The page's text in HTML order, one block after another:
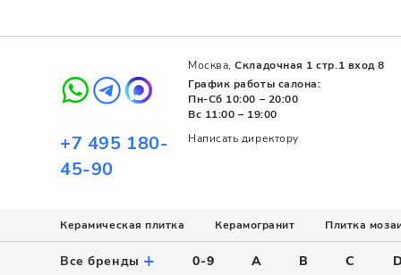
+7 495 180-
45-90
Написать директору
Москва,Складочная 1 стр.1 вход 8
График работы салона:
Пн-Сб 10:00 – 20:00
Вс 11:00 – 19:00
Керамическая плитка
Использование Стиль
Керамогранит
Назначение Поверхность
Плитка
Назначение Цвет
Все бренды + 0-9 A B C D